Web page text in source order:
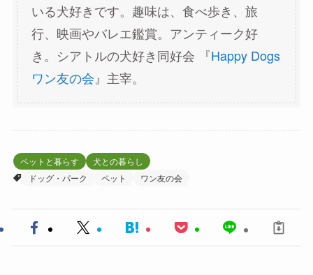
いる犬好きです。趣味は、食べ歩き、旅
行、映画やバレエ鑑賞。アンティーク好
き。シアトルの犬好き同好会 『Happy Dogs
ワン友の会 』主宰。
ペットと暮らす
犬との暮らし
ドッグ・パーク
ペット ワン友の会